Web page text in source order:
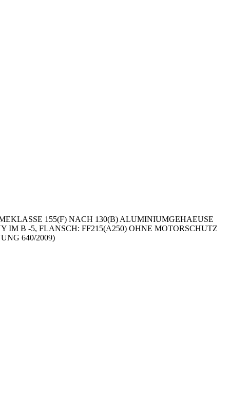
155(F) NACH 130(B) ALUMINIUMGEHAEUSE
IM B -5, FLANSCH: FF215(A250) OHNE MOTORSCHUTZ
640/2009)